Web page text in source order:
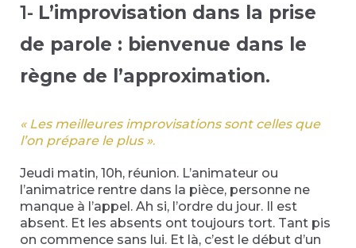
1- L’improvisation dans la prise
de parole : bienvenue dans le
règne de l’approximation.
« Les meilleures improvisations sont celles que
l’on prépare le plus ».
Jeudi matin, 10h, réunion. L’animateur ou
l’animatrice rentre dans la pièce, personne ne
manque à l’appel. Ah si, l’ordre du jour. Il est
absent. Et les absents ont toujours tort. Tant pis
on commence sans lui. Et là, c’est le début d’un